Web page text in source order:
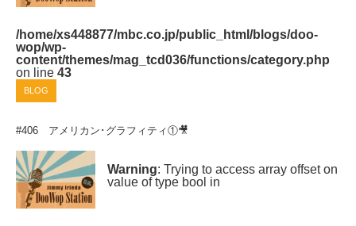
/home/xs448877/mbc.co.jp/public_html/blogs/doo-
wop/wp-
content/themes/mag_tcd036/functions/category.php
on line 43
BLOG
#406 アメリカン･グラフィティ①🎥
Warning: Trying to access array offset on
value of type bool in